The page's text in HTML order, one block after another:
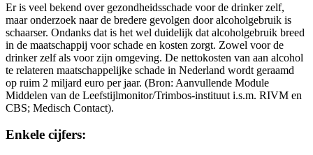
Er is veel bekend over gezondheidsschade voor de drinker zelf,
maar onderzoek naar de bredere gevolgen door alcoholgebruik is
schaarser. Ondanks dat is het wel duidelijk dat alcoholgebruik breed
in de maatschappij voor schade en kosten zorgt. Zowel voor de
drinker zelf als voor zijn omgeving. De nettokosten van aan alcohol
te relateren maatschappelijke schade in Nederland wordt geraamd
op ruim 2 miljard euro per jaar. (Bron: Aanvullende Module
Middelen van de Leefstijlmonitor/Trimbos-instituut i.s.m. RIVM en
CBS; Medisch Contact).
Enkele cijfers: